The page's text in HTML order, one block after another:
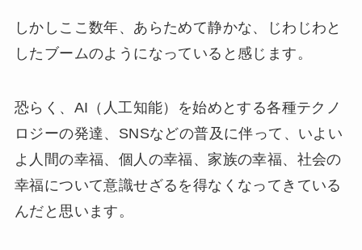
しかしここ数年、あらためて静かな、じわじわと
したブームのようになっていると感じます。
恐らく、AI（人工知能）を始めとする各種テクノ
ロジーの発達、SNSなどの普及に伴って、いよい
よ人間の幸福、個人の幸福、家族の幸福、社会の
幸福について意識せざるを得なくなってきている
んだと思います。